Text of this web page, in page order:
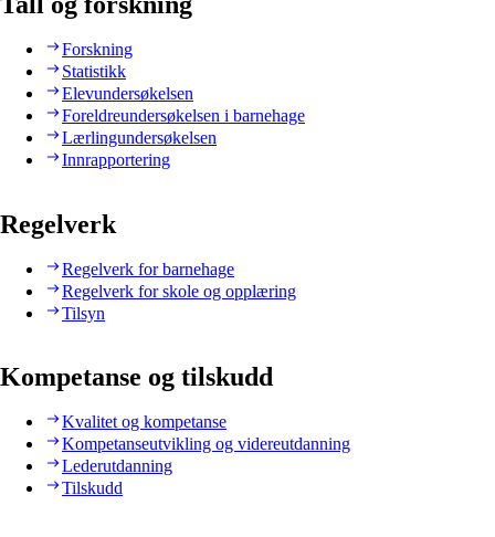
Forskning
Statistikk
Elevundersøkelsen
Foreldreundersøkelsen i barnehage
Lærlingundersøkelsen
Innrapportering
Regelverk
Regelverk for barnehage
Regelverk for skole og opplæring
Tilsyn
Kompetanse og tilskudd
Kvalitet og kompetanse
Kompetanseutvikling og videreutdanning
Lederutdanning
Tilskudd